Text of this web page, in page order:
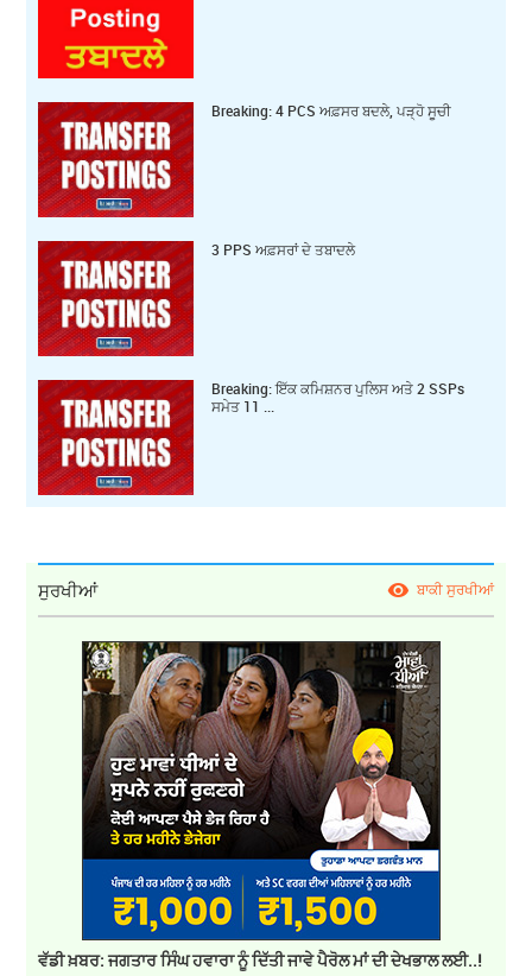
Breaking: 4 PCS ਅਫ਼ਸਰ ਬਦਲੇ, ਪੜ੍ਹੋ ਸੂਚੀ
3 PPS ਅਫ਼ਸਰਾਂ ਦੇ ਤਬਾਦਲੇ
Breaking: ਇੱਕ ਕ‍ਮਿਸ਼ਨਰ ਪੁਲਿਸ ਅਤੇ 2 SSPs
ਸਮੇਤ 11 ...
ਸੁਰਖੀਆਂ ਬਾਕੀ ਸੁਰਖੀਆਂ
ਵੱਡੀ ਖ਼ਬਰ: ਜਗਤਾਰ ਸਿੰਘ ਹਵਾਰਾ ਨੂੰ ਦਿੱਤੀ ਜਾਵੇ ਪੈਰੋਲ ਮਾਂ ਦੀ ਦੇਖਭਾਲ ਲਈ..!